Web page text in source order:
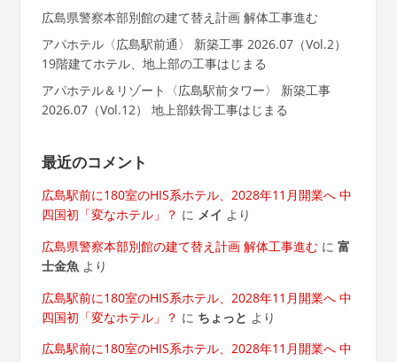
広島県警察本部別館の建て替え計画 解体工事進む
アパホテル〈広島駅前通〉 新築工事 2026.07（Vol.2）
19階建てホテル、地上部の工事はじまる
アパホテル＆リゾート〈広島駅前タワー〉 新築工事
2026.07（Vol.12） 地上部鉄骨工事はじまる
最近のコメント
広島駅前に180室のHIS系ホテル、2028年11月開業へ 中
四国初「変なホテル」？ に メイ より
広島県警察本部別館の建て替え計画 解体工事進むに 富
士金魚より
広島駅前に180室のHIS系ホテル、2028年11月開業へ 中
四国初「変なホテル」？ に ちょっと より
広島駅前に180室のHIS系ホテル、2028年11月開業へ 中